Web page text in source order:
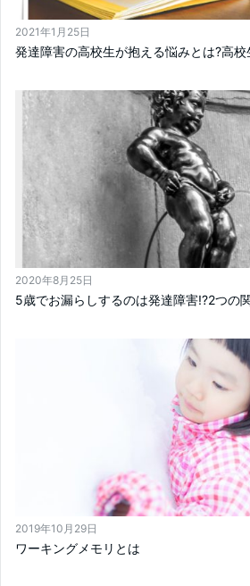
2021年1月25日
発達障害の高校生が抱える悩みとは?高
2020年8月25日
5歳でお漏らしするのは発達障害!?2つの
2019年10月29日
ワーキングメモリとは